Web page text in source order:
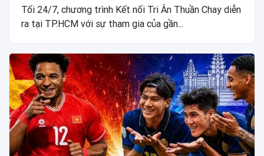
Tối 24/7, chương trình Kết nối Tri Ân Thuần Chay diễn
ra tại TP.HCM với sự tham gia của gần...